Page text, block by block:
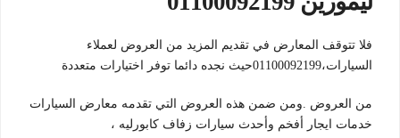
فلا تتوقف المعارض في تقديم المزيد من العروض لعملاء
السيارات،01100092199حيث نجده دائما توفر اختيارات متعددة
من العروض .ومن ضمن هذه العروض التي تقدمه معارض السيارات
خدمات ايجار أفخم وأحدث سيارات زفاف كابورليه ،